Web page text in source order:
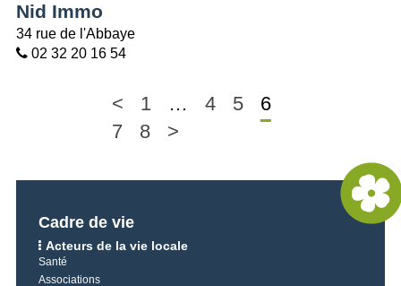
Nid Immo
34 rue de l'Abbaye
02 32 20 16 54
< 1 … 4 5
6
7
8 >
Cadre de vie
Acteurs de la vie locale
Santé
Associations